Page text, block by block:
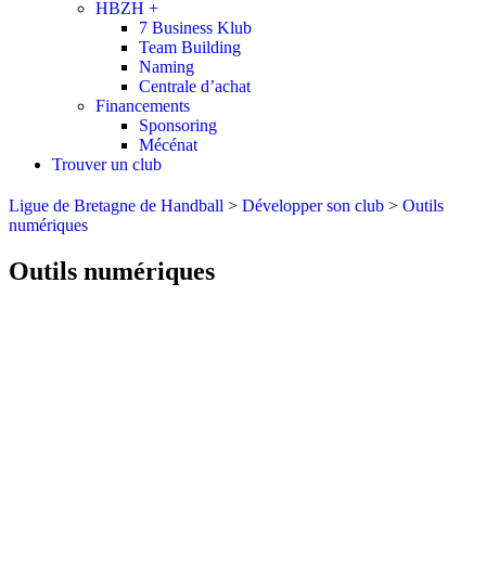
HBZH +
7 Business Klub
Team Building
Naming
Centrale d’achat
Financements
Sponsoring
Mécénat
Trouver un club
Ligue de Bretagne de Handball > Développer son club > Outils
numériques
Outils numériques